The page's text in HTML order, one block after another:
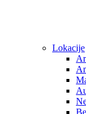
Lokacije